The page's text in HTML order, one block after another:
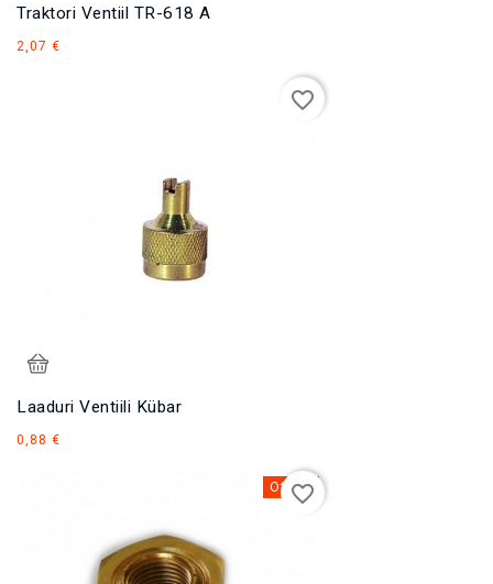
Traktori Ventiil TR-618 A
2,07 €
Laaduri Ventiili Kübar
0,88 €
favorite_border
Otsas
favorite_border